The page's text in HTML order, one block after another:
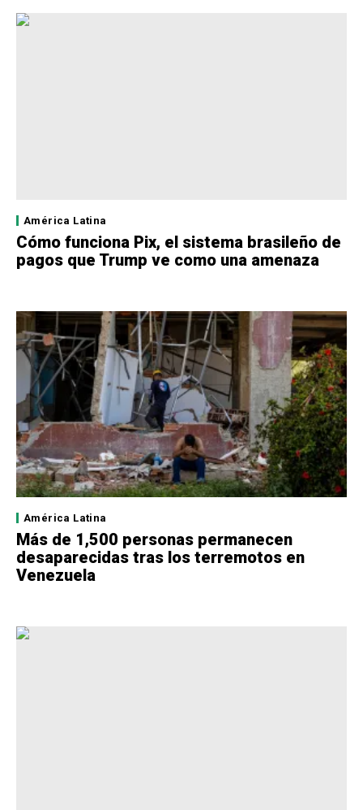
América Latina
Cómo funciona Pix, el sistema brasileño de
pagos que Trump ve como una amenaza
América Latina
Más de 1,500 personas permanecen
desaparecidas tras los terremotos en
Venezuela